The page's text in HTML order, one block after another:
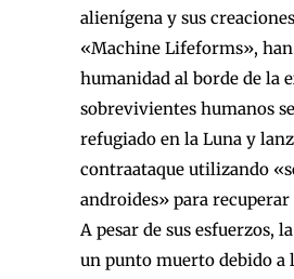
alienígena y sus
«Machine Lifeforms»,
humanidad al borde de la
sobrevivientes humanos
refugiado en la Luna y
contraataque utilizando
androides» para
A pesar de sus esfuerzos,
un punto muerto debido a